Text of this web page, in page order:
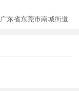
广东省东莞市南城街道